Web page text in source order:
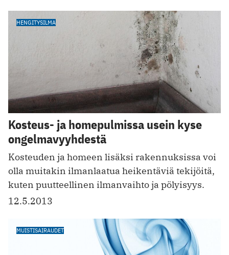
HENGITYSILMA
Kosteus- ja homepulmissa usein kyse
ongelmavyyhdestä
Kosteuden ja homeen lisäksi rakennuksissa voi
olla muitakin ilmanlaatua heikentäviä tekijöitä,
kuten puutteellinen ilmanvaihto ja pölyisyys.
12.5.2013
MUISTISAIRAUDET